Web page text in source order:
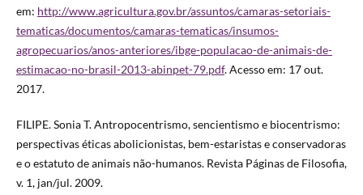
em: http://www.agricultura.gov.br/assuntos/camaras-setoriais-
tematicas/documentos/camaras-tematicas/insumos-
agropecuarios/anos-anteriores/ibge-populacao-de-animais-de-
estimacao-no-brasil-2013-abinpet-79.pdf. Acesso em: 17 out.
2017.
FILIPE. Sonia T. Antropocentrismo, sencientismo e biocentrismo:
perspectivas éticas abolicionistas, bem-estaristas e conservadoras
e o estatuto de animais não-humanos. Revista Páginas de Filosofia,
v. 1, jan/jul. 2009.